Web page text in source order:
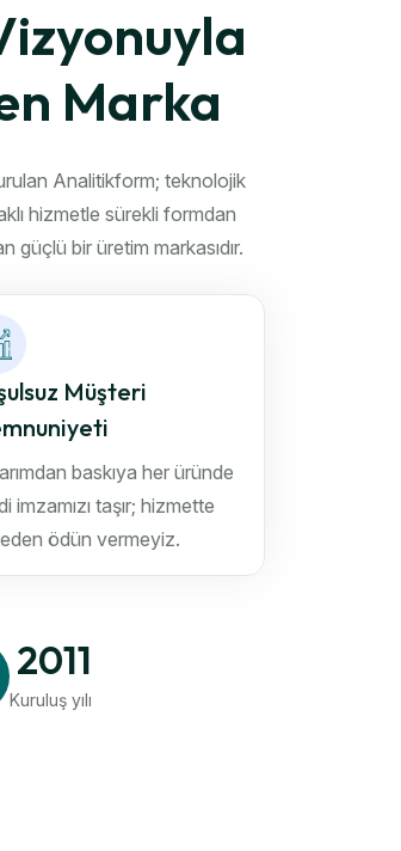
Marka
Analitikform; teknolojik
hizmetle sürekli formdan
bir üretim markasıdır.
Müşteri
baskıya her üründe
imzamızı taşır; hizmette
ödün vermeyiz.
2011
Kuruluş yılı